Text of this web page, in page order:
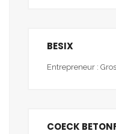
BESIX
Entrepreneur :
COECK